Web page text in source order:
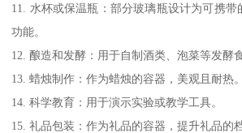
11. 水杯或保温瓶：部分玻璃瓶设计为可携带
功能。
12. 酿造和发酵：用于自制酒类、泡菜等发酵
13. 蜡烛制作：作为蜡烛的容器，美观且耐热。
14. 科学教育：用于演示实验或教学工具。
15. 礼品包装：作为礼品的容器，提升礼品的